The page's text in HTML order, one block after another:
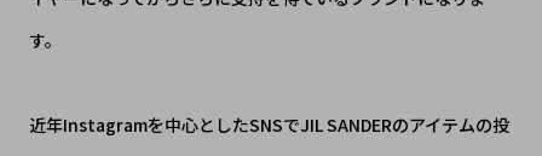
す。
近年Instagramを中心としたSNSでJIL SANDERのアイテムの投